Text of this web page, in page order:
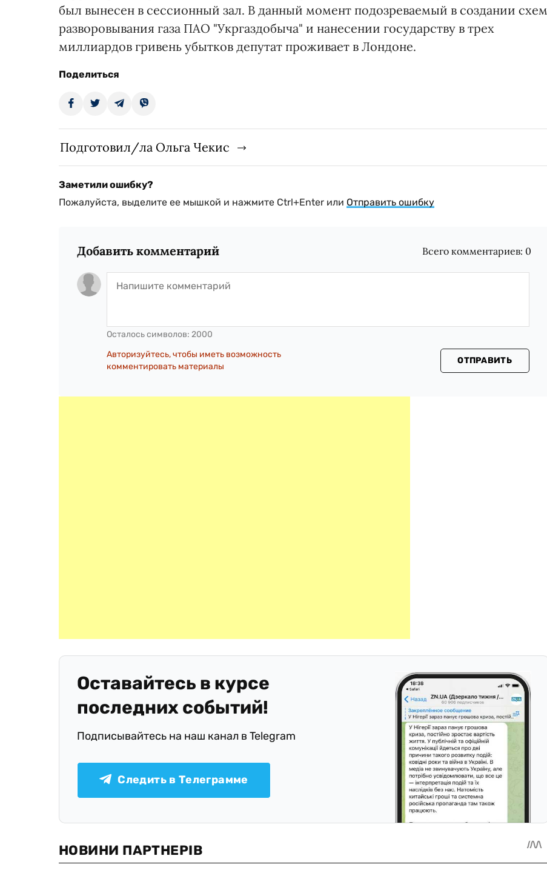
был вынесен в сессионный зал. В данный момент подозреваемый в создании схем
разворовывания газа ПАО "Укргаздобыча" и нанесении государству в трех
миллиардов гривень убытков депутат проживает в Лондоне.
Поделиться
Подготовил/ла Ольга Чекис
Заметили ошибку?
Пожалуйста, выделите ее мышкой и нажмите Ctrl+Enter или Отправить ошибку
Добавить комментарий Всего комментариев: 0
Осталось символов: 2000
Авторизуйтесь, чтобы иметь возможность
комментировать материалы
ОТПРАВИТЬ
Оставайтесь в курсе
последних событий!
Подписывайтесь на наш канал в Telegram
Следить в Телеграмме